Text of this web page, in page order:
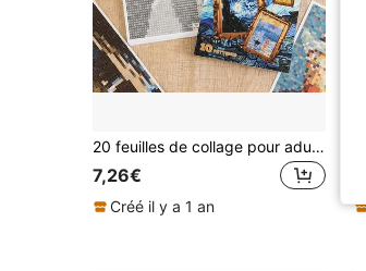
20 feuilles de collage pour adultes, thèmes de peinture à l'huile pour le soulagement du stress, 10 motifs de styles variés, impressions d'art de paysages impressionnistes et de personnages, autocollants décoratifs pour scrapbooking, journal de bord et fournitures d'artisanat
7,26€
Créé il y a 1 an